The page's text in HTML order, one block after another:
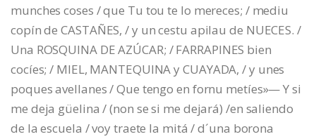
munches coses / que Tu tou te lo mereces; / mediu
copín de CASTAÑES, / y un cestu apilau de NUECES. /
Una ROSQUINA DE AZÚCAR; / FARRAPINES bien
cocíes; / MIEL, MANTEQUINA y CUAYADA, / y unes
poques avellanes / Que tengo en fornu metíes»— Y si
me deja güelina / (non se si me dejará) /en saliendo
de la escuela / voy traete la mitá / d´una borona